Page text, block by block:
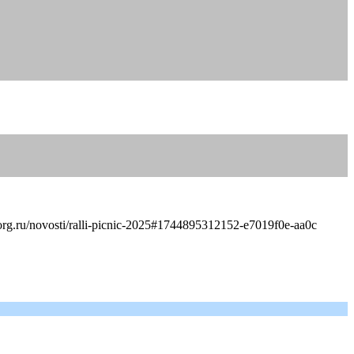
novosti/ralli-picnic-2025#1744895312152-e7019f0e-aa0c